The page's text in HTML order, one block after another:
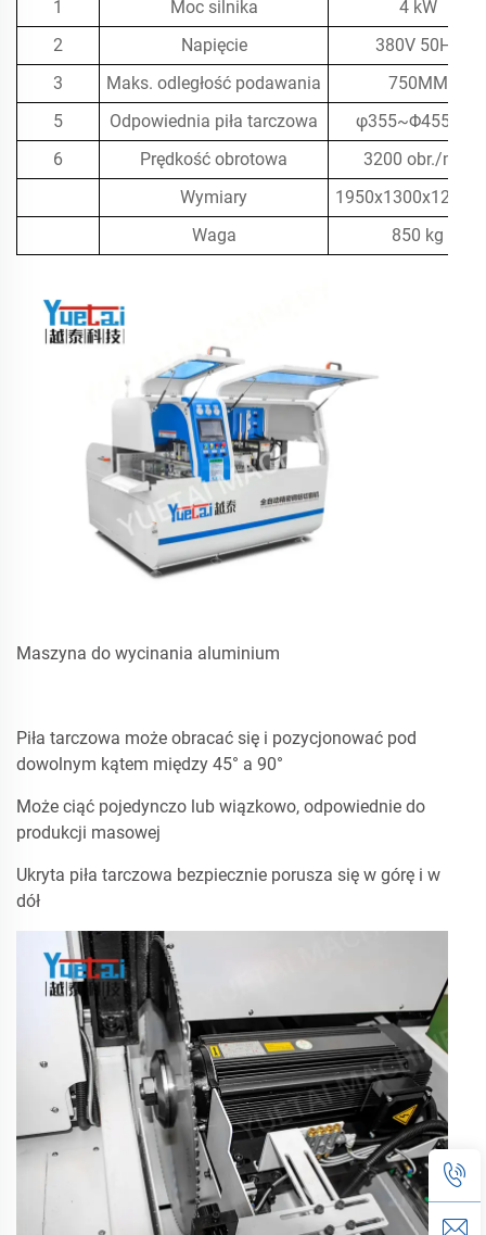
1
Moc silnika
4 kW
2
Napięcie
380V 50Hz
3
Maks. odległość podawania
750MM
5
Odpowiednia piła tarczowa
φ355~Φ455mm
6
Prędkość obrotowa
3200 obr./min
Wymiary
Waga
850 kg
Maszyna do wycinania aluminium
Piła tarczowa może obracać się i pozycjonować pod
dowolnym kątem między 45° a 90°
Może ciąć pojedynczo lub wiązkowo, odpowiednie do
produkcji masowej
Ukryta piła tarczowa bezpiecznie porusza się w górę i w
dół